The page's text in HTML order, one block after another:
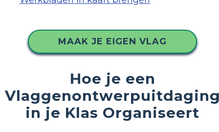
MAAK JE EIGEN VLAG
Hoe je een
in je Klas Organiseert